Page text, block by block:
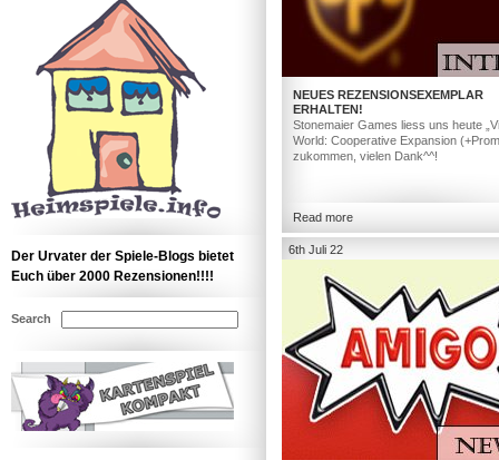
NEUES REZENSIONSEXEMPLAR
ERHALTEN!
Stonemaier Games liess uns heute
World: Cooperative Expansion
zukommen, vielen Dank^^!
Read more
6th Juli 22
Der Urvater der Spiele-Blogs bietet
Euch über 2000 Rezensionen!!!!
Search